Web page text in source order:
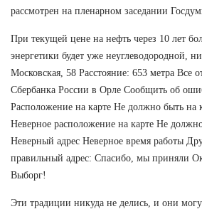
рассмотрен на пленарном заседании
При текущей цене на нефть через 10 лет
энергетики будет уже неуглеводородной,
Московская, 58 Расстояние: 653 метра Все
Сбербанка России в Орле Сообщить об
Расположение на карте Не должно быть на
Неверное расположение на карте Не
Неверный адрес Неверное время работы
правильный адрес: Спасибо, мы приняли
Выборг!
Эти традиции никуда не делись, и они